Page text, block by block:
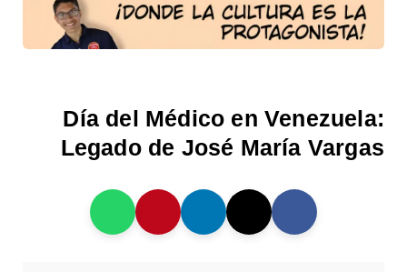
Día del Médico en Venezuela:
Legado de José María Vargas